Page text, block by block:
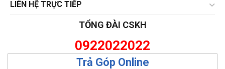
LIÊN HỆ TRỰC TIẾP
TỔNG ĐÀI CSKH
0922022022
Trả Góp Online